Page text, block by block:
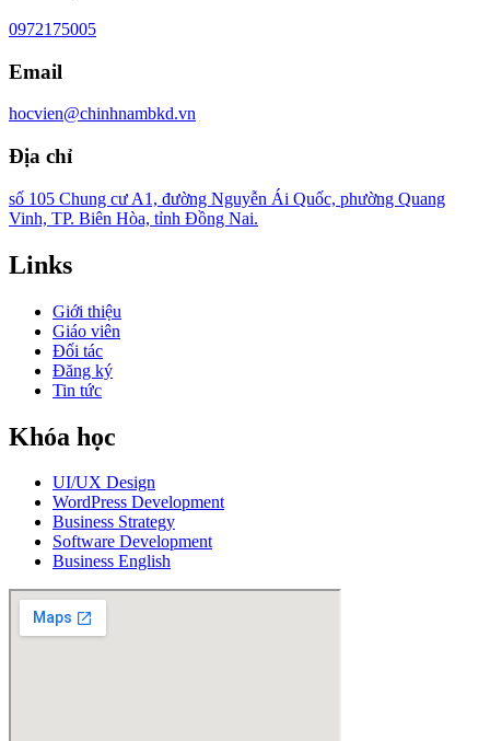
0972175005
Email
hocvien@chinhnambkd.vn
Địa chỉ
số 105 Chung cư A1, đường Nguyễn Ái Quốc, phường Quang
Vinh, TP. Biên Hòa, tỉnh Đồng Nai.
Links
Giới thiệu
Giáo viên
Đối tác
Đăng ký
Tin tức
Khóa học
UI/UX Design
WordPress Development
Business Strategy
Software Development
Business English